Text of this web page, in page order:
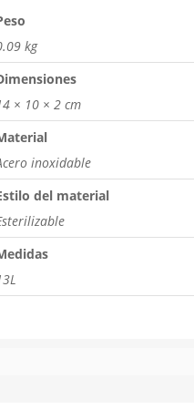
kg
× 10 × 2 cm
inoxidable
del material